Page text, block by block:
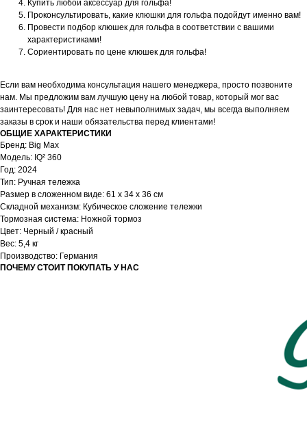
Купить любой аксессуар для гольфа!
Проконсультировать, какие клюшки для гольфа подойдут именно вам!
Провести подбор клюшек для гольфа в соответствии с вашими
характеристиками!
Сориентировать по цене клюшек для гольфа!
Если вам необходима консультация нашего менеджера, просто позвоните
нам. Мы предложим вам лучшую цену на любой товар, который мог вас
заинтересовать! Для нас нет невыполнимых задач, мы всегда выполняем
заказы в срок и наши обязательства перед клиентами!
ОБЩИЕ ХАРАКТЕРИСТИКИ
Бренд: Big Max
Модель: IQ² 360
Год: 2024
Тип: Ручная тележка
Размер в сложенном виде: 61 x 34 x 36 см
Складной механизм: Кубическое сложение тележки
Тормозная система: Ножной тормоз
Цвет: Черный / красный
Вес: 5,4 кг
Производство: Германия
ПОЧЕМУ СТОИТ ПОКУПАТЬ У НАС